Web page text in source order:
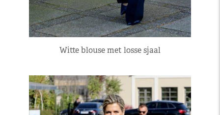
Witte blouse met losse sjaal